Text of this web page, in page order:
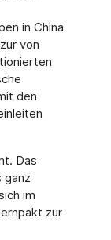
in China
von
den
Das
ganz
im
zur